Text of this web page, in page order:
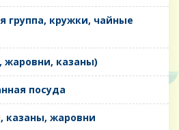
группа, кружки, чайные
казаны)
посуда
казаны, жаровни